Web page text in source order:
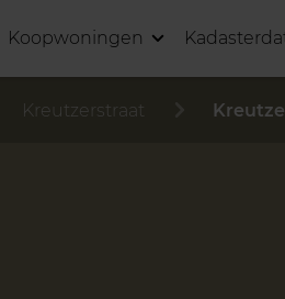
Koopwoningen
Kreutzerstraat